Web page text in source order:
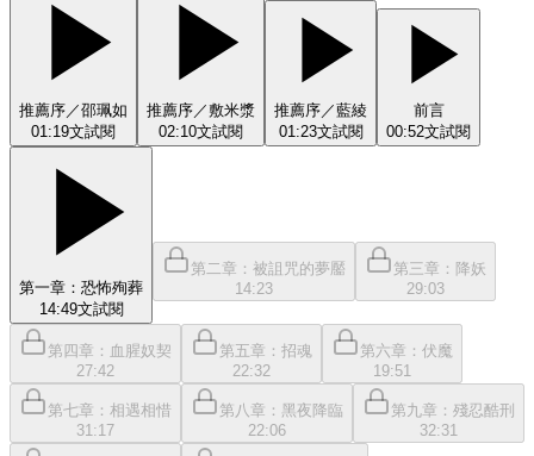
推薦序／邵珮如
01:19文試閱
推薦序／敷米漿
02:10文試閱
推薦序／藍綾
01:23文試閱
前言
00:52文試閱
第一章：恐怖殉葬
14:49文試閱
第二章：被詛咒的夢靨
14:23
第三章：降妖
29:03
第四章：血腥奴契
27:42
第五章：招魂
22:32
第六章：伏魔
19:51
第七章：相遇相惜
31:17
第八章：黑夜降臨
22:06
第九章：殘忍酷刑
32:31